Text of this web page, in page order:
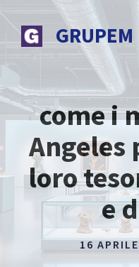
Vai
contenuto
GRUPEM
come i
Angeles
loro
e
16